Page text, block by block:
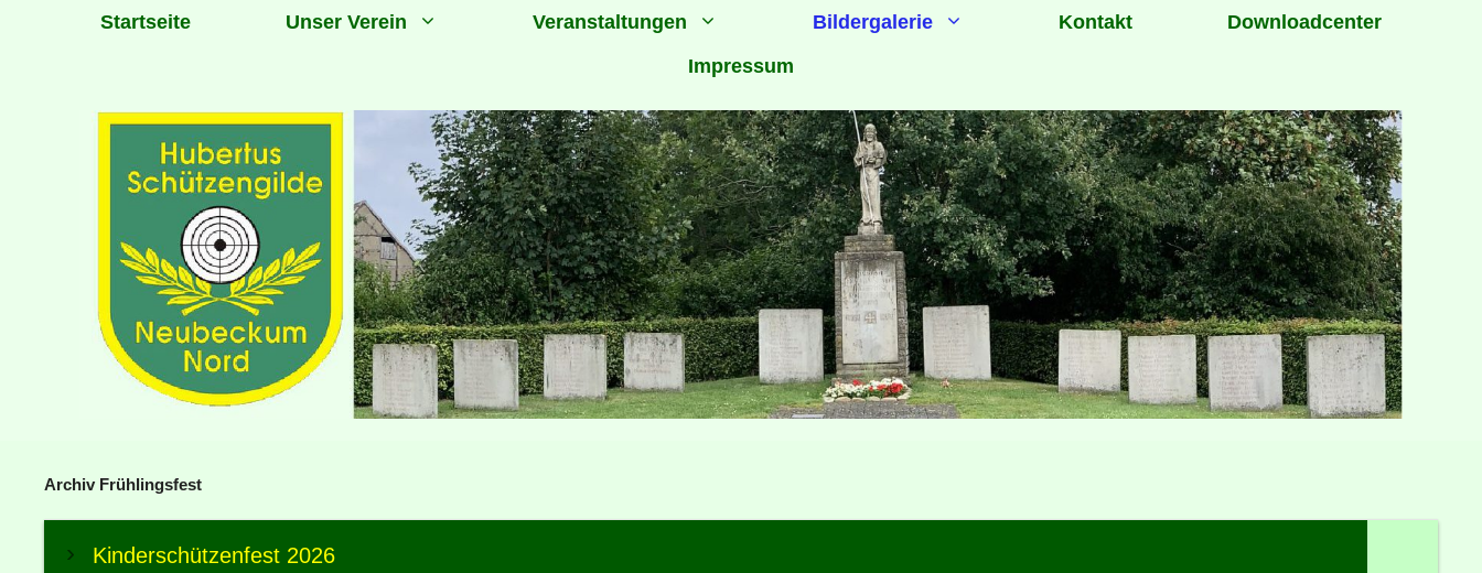
Startseite Unser Verein Veranstaltungen Bildergalerie Kontakt
Downloadcenter
Impressum
Archiv Frühlingsfest
Kinderschützenfest 2026